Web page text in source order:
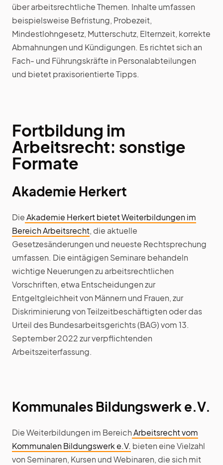
über arbeitsrechtliche Themen. Inhalte umfassen
beispielsweise Befristung, Probezeit,
Mindestlohngesetz, Mutterschutz, Elternzeit, korrekte
Abmahnungen und Kündigungen. Es richtet sich an
Fach- und Führungskräfte in Personalabteilungen
und bietet praxisorientierte Tipps.
Fortbildung im
Arbeitsrecht: sonstige
Formate
Akademie Herkert
DieAkademie Herkert bietet Weiterbildungen im
Bereich Arbeitsrecht, die aktuelle
Gesetzesänderungen und neueste Rechtsprechung
umfassen. Die eintägigen Seminare behandeln
wichtige Neuerungen zu arbeitsrechtlichen
Vorschriften, etwa Entscheidungen zur
Entgeltgleichheit von Männern und Frauen, zur
Diskriminierung von Teilzeitbeschäftigten oder das
Urteil des Bundesarbeitsgerichts (BAG) vom 13.
September 2022 zur verpflichtenden
Arbeitszeiterfassung.
Kommunales Bildungswerk e.V.
Die Weiterbildungen im BereichArbeitsrecht vom
Kommunalen Bildungswerk e.V. bieten eine Vielzahl
von Seminaren, Kursen und Webinaren, die sich mit